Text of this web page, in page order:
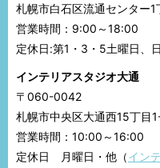
札幌市白石区流通センター1
営業時間：9:00～18:00
定休日:第1・3・5土曜日、
インテリアスタジオ大通
〒060-0042
札幌市中央区大通西15丁目
営業時間：10:00～16:00
定休日 月曜日・他（イン